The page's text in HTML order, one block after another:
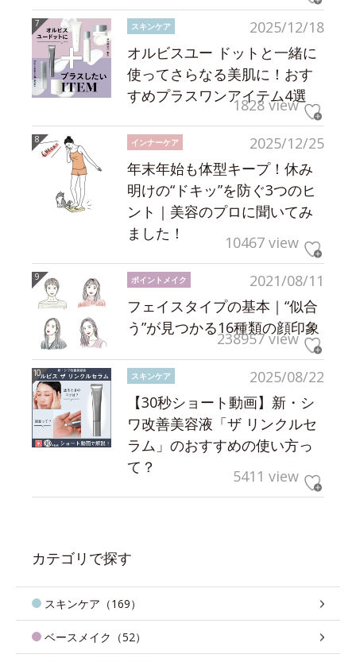
2025/12/18
スキンケア
オルビスユー ドットと一緒に
使ってさらなる美肌に！おす
すめプラスワンアイテム4選
1828 view
2025/12/25
インナーケア
年末年始も体型キープ！休み
明けの“ドキッ”を防ぐ3つのヒ
ント｜美容のプロに聞いてみ
ました！
10467 view
2021/08/11
ポイントメイク
フェイスタイプの基本｜“似合
う”が見つかる16種類の顔印象
238957 view
2025/08/22
スキンケア
【30秒ショート動画】新・シ
ワ改善美容液「ザ リンクルセ
ラム」のおすすめの使い方っ
て？
5411 view
カテゴリで探す
スキンケア（169）
ベースメイク（52）